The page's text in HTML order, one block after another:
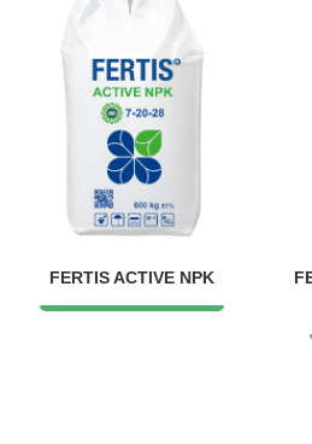
FERTIS ACTIVE NPK